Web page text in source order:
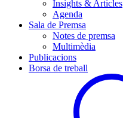
Insights & Articles
Agenda
Sala de Premsa
Notes de premsa
Multimèdia
Publicacions
Borsa de treball